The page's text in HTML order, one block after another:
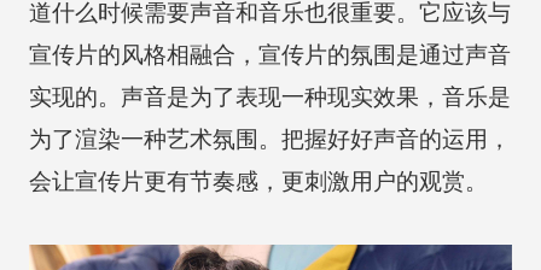
道什么时候需要声音和音乐也很重要。它应该与
宣传片的风格相融合，宣传片的氛围是通过声音
实现的。声音是为了表现一种现实效果，音乐是
为了渲染一种艺术氛围。把握好好声音的运用，
会让宣传片更有节奏感，更刺激用户的观赏。